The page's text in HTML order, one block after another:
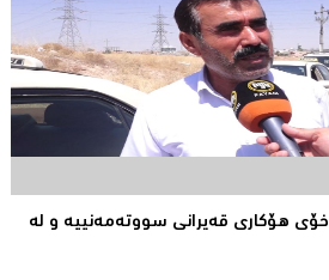
هۆكاری قەیرانی سووتەمەنییە و لە